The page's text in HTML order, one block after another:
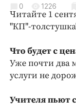
Культура
Общество
Погода
Праздники
0 1226
Читайте 1
"КП"-
Что будет с
Уже почти два
услуги не
Учителя пьют